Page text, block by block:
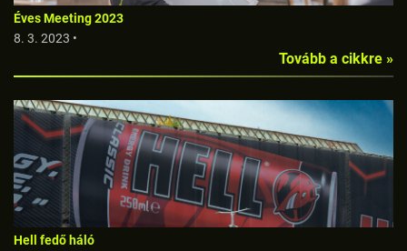
Éves Meeting 2023
8. 3. 2023 •
Tovább a cikkre »
Hell fedő háló